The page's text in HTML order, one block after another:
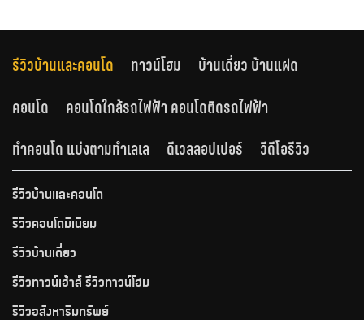
รีวิวบ้านและคอนโด ทาวน์โฮม
บ้านเดี่ยว บ้านแฝด
คอนโด
คอนโดใกล้รถไฟฟ้า คอนโดติดรถไฟฟ้า
ทำคอนโด แบ่งตามทำเลเล
ดีเวลลอปเปอร์ วีดีโอรีวิว
รีวิวบ้านและคอนโด
รีวิวคอนโดมิเนียม
รีวิวบ้านเดี่ยว
รีวิวทาวน์เฮ้าส์ รีวิวทาวน์โฮม
รีวิวอสังหาริมทรัพย์